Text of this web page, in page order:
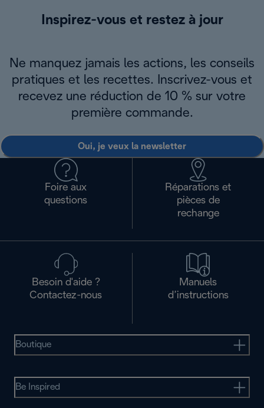
Inspirez-vous et restez à jour
Ne manquez jamais les actions, les conseils
pratiques et les recettes. Inscrivez-vous et
recevez une réduction de 10 % sur votre
première commande.
Oui, je veux la newsletter
Foire aux
questions
Réparations et
pièces de
rechange
Besoin d'aide ?
Contactez-nous
Manuels
d’instructions
Boutique
Be Inspired